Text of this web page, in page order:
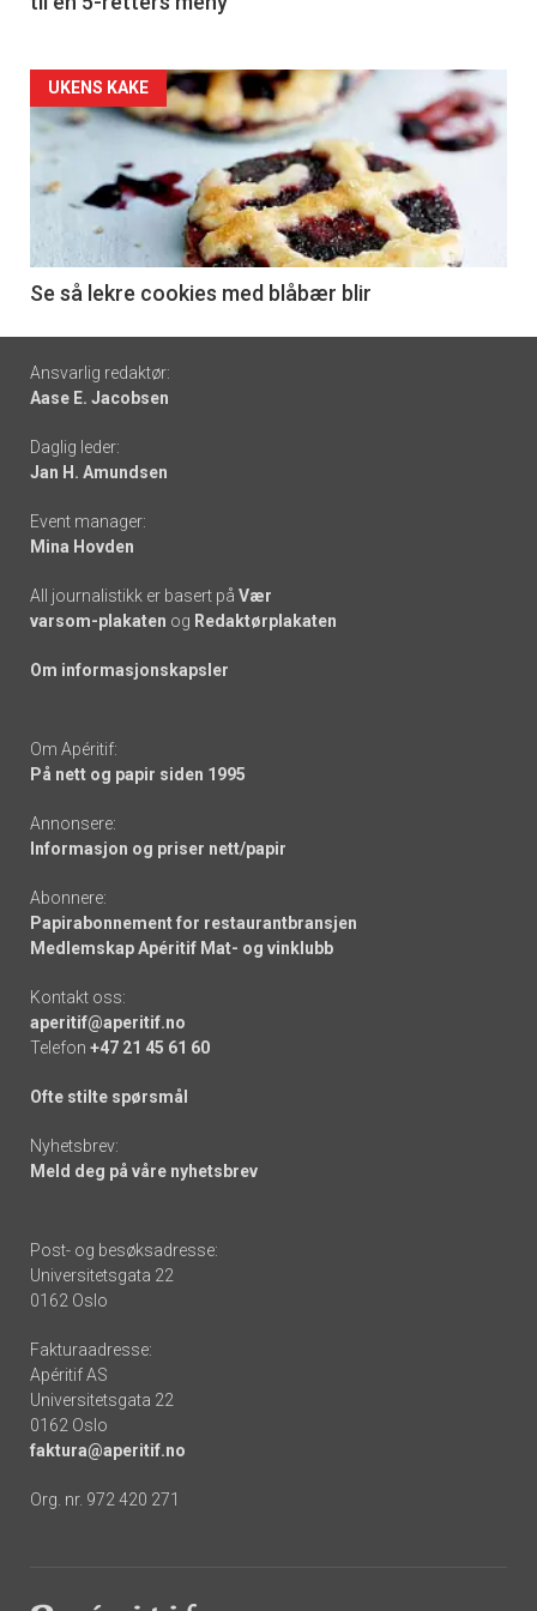
Forsiden
akkurat
nå
6
UKENS KAKE
Se så lekre cookies med blåbær blir
Footer
-
links
Ansvarlig redaktør:
Aase E. Jacobsen
Daglig leder:
Jan H. Amundsen
Event manager:
Mina Hovden
All journalistikk er basert på Vær
varsom-plakaten og Redaktørplakaten
Om informasjonskapsler
Om Apéritif:
På nett og papir siden 1995
Annonsere:
Informasjon og priser nett/papir
Abonnere:
Papirabonnement for restaurantbransjen
Medlemskap Apéritif Mat- og vinklubb
Kontakt oss:
aperitif@aperitif.no
Telefon +47 21 45 61 60
Ofte stilte spørsmål
Nyhetsbrev:
Meld deg på våre nyhetsbrev
Post- og besøksadresse:
Universitetsgata 22
0162 Oslo
Fakturaadresse:
Apéritif AS
Universitetsgata 22
0162 Oslo
faktura@aperitif.no
Org. nr. 972 420 271